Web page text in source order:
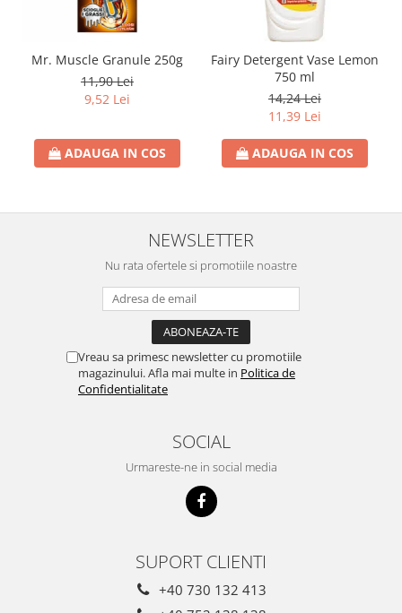
Scutece Huggies
Scutece Happy
Scutece Pampers Bebelusi
Balsam Rufe Bebelusi
Servetele Umede Bebelusi
Suplimente Bebelusi
Detergent Bebelusi Ariel
Sampon Bebelusi
Pasta de dinti *B*
Periuta de Dinti Electrica Copii
Periuta de Dinti Oral B
Gel de Dus Bebelusi
Absorbante & Tampoane
Mr. Muscle Granule 250g
11,90 Lei
9,52 Lei
ADAUGA IN COS
Fairy Detergent Vase Lemon
750 ml
14,24 Lei
11,39 Lei
ADAUGA IN COS
NEWSLETTER
Nu rata ofertele si promotiile noastre
Vreau sa primesc newsletter cu promotiile
magazinului. Afla mai multe in Politica de
Confidentialitate
SOCIAL
Urmareste-ne in social media
SUPORT CLIENTI
+40 730 132 413